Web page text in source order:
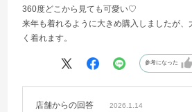
360度どこから見ても可愛い♡
来年も着れるように大きめ購入しましたが
く着れます。
参考になった
店舗からの回答 2026.1.14